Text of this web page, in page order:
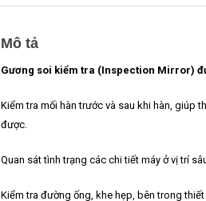
Mô tả
Gương soi kiểm tra (Inspection Mirror)
Kiểm tra mối hàn trước và sau khi hàn, giúp
được.
Quan sát tình trạng các chi tiết máy ở vị trí
Kiểm tra đường ống, khe hẹp, bên trong